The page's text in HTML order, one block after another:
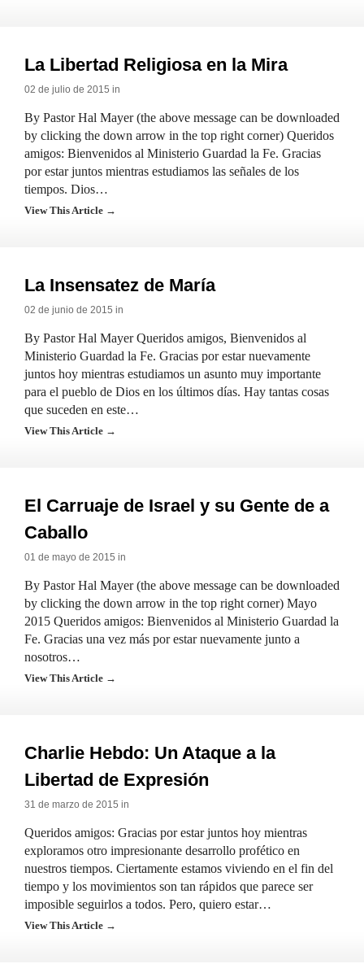
La Libertad Religiosa en la Mira
02 de julio de 2015 in
By Pastor Hal Mayer (the above message can be downloaded
by clicking the down arrow in the top right corner) Queridos
amigos: Bienvenidos al Ministerio Guardad la Fe. Gracias
por estar juntos mientras estudiamos las señales de los
tiempos. Dios…
View This Article →
La Insensatez de María
02 de junio de 2015 in
By Pastor Hal Mayer Queridos amigos, Bienvenidos al
Ministerio Guardad la Fe. Gracias por estar nuevamente
juntos hoy mientras estudiamos un asunto muy importante
para el pueblo de Dios en los últimos días. Hay tantas cosas
que suceden en este…
View This Article →
El Carruaje de Israel y su Gente de a
Caballo
01 de mayo de 2015 in
By Pastor Hal Mayer (the above message can be downloaded
by clicking the down arrow in the top right corner) Mayo
2015 Queridos amigos: Bienvenidos al Ministerio Guardad la
Fe. Gracias una vez más por estar nuevamente junto a
nosotros…
View This Article →
Charlie Hebdo: Un Ataque a la
Libertad de Expresión
31 de marzo de 2015 in
Queridos amigos: Gracias por estar juntos hoy mientras
exploramos otro impresionante desarrollo profético en
nuestros tiempos. Ciertamente estamos viviendo en el fin del
tiempo y los movimientos son tan rápidos que parece ser
imposible seguirlos a todos. Pero, quiero estar…
View This Article →